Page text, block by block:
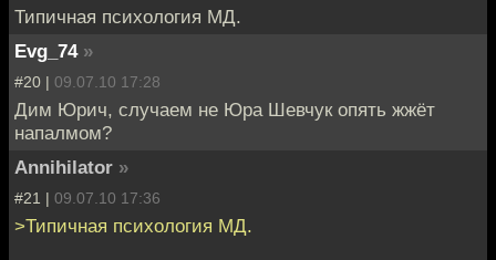
Типичная психология МД.
Evg_74 »
#20 | 09.07.10 17:28
Дим Юрич, случаем не Юра Шевчук опять жжёт
напалмом?
Annihilator »
#21 | 09.07.10 17:36
>Типичная психология МД.